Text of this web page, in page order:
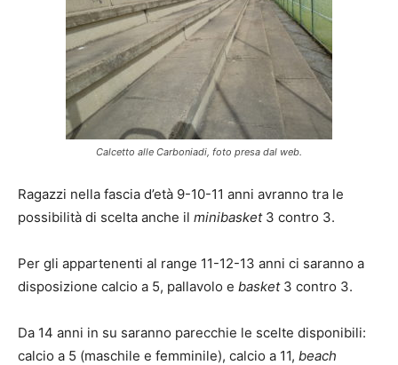
Calcetto alle Carboniadi, foto presa dal web.
Ragazzi nella fascia d’età 9-10-11 anni avranno tra le
possibilità di scelta anche il minibasket3 contro 3.
Per gli appartenenti al range 11-12-13 anni ci saranno a
disposizione calcio a 5, pallavolo e basket3 contro 3.
Da 14 anni in su saranno parecchie le scelte disponibili:
calcio a 5 (maschile e femminile), calcio a 11, beach